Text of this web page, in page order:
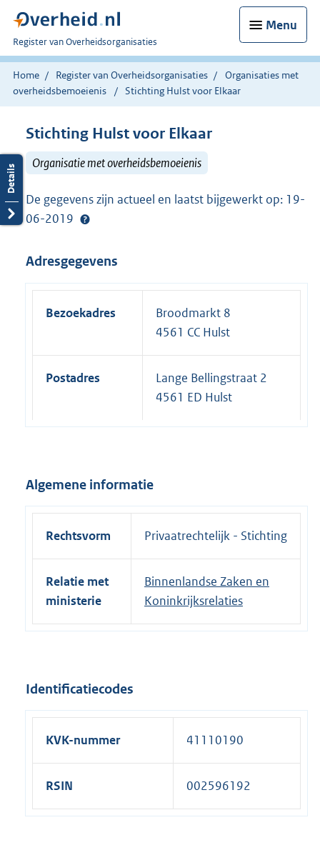
Menu
U
bent
nu
hier:
Register van Overheidsorganisaties
Home Register van Overheidsorganisaties
Organisaties met
overheidsbemoeienis
Stichting Hulst voor Elkaar
Stichting Hulst voor Elkaar
Organisatie met overheidsbemoeienis
De gegevens zijn actueel en laatst bijgewerkt op: 19-
06-2019
Adresgegevens
Bezoekadres
Broodmarkt 8
4561 CC Hulst
Postadres
Lange Bellingstraat 2
4561 ED Hulst
Algemene informatie
Rechtsvorm Privaatrechtelijk - Stichting
Relatie met
ministerie
Binnenlandse Zaken en
Koninkrijksrelaties
Identificatiecodes
KVK-nummer 41110190
RSIN 002596192